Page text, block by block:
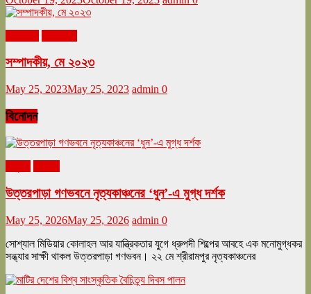
সম্পাদকীয়, মে ২০২৩
May 25, 2023May 25, 2023 admin 0
বিনোদন
উত্তরপাড়া গণভবনে নৃত্যকাঞ্চনের ‘ধুন’-এ মুগ্ধ দর্শক
May 25, 2026May 25, 2026 admin 0
সোশ্যাল মিডিয়ার কোলাহল আর যান্ত্রিকতার যুগে ধ্রুপদী শিল্পের আবহে এক মনোমুগ্ধকর
সন্ধ্যার সাক্ষী থাকল উত্তরপাড়া গণভবন। ২২ মে শ্রীরামপুর নৃত্যকাঞ্চনের